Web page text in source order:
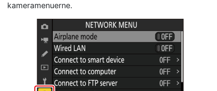
kameramenuerne.